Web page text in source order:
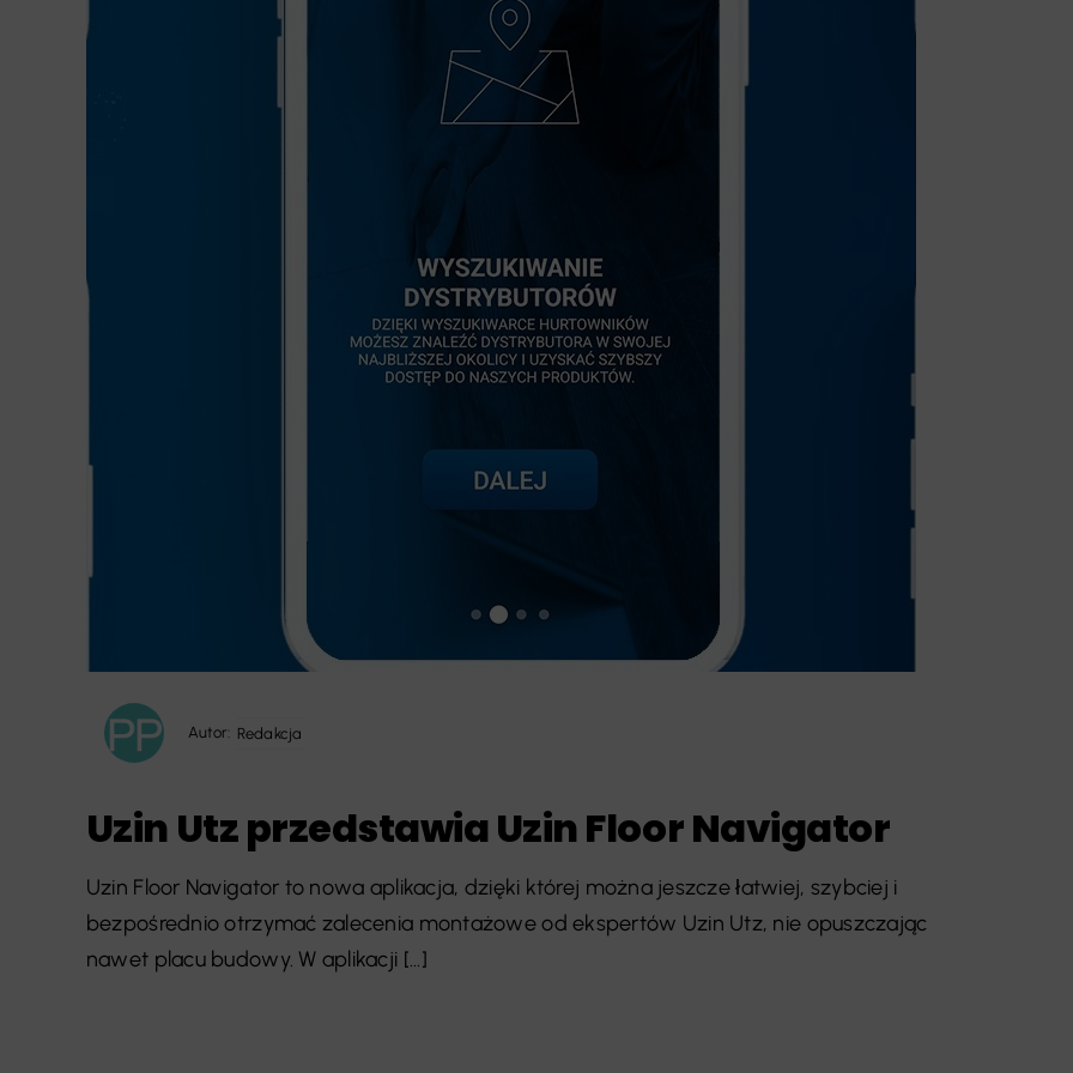
Autor: Redakcja
Uzin Utz przedstawia Uzin Floor Navigator
Uzin Floor Navigator to nowa aplikacja, dzięki której można jeszcze łatwiej, szybciej i
bezpośrednio otrzymać zalecenia montażowe od ekspertów Uzin Utz, nie opuszczając
nawet placu budowy. W aplikacji [...]